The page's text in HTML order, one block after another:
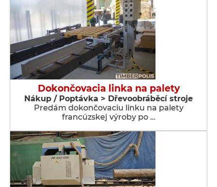
Dokončovacia linka na palety
Nákup / Poptávka > Dřevoobráběcí stroje
Predám dokončovaciu linku na palety
francúzskej výroby po …